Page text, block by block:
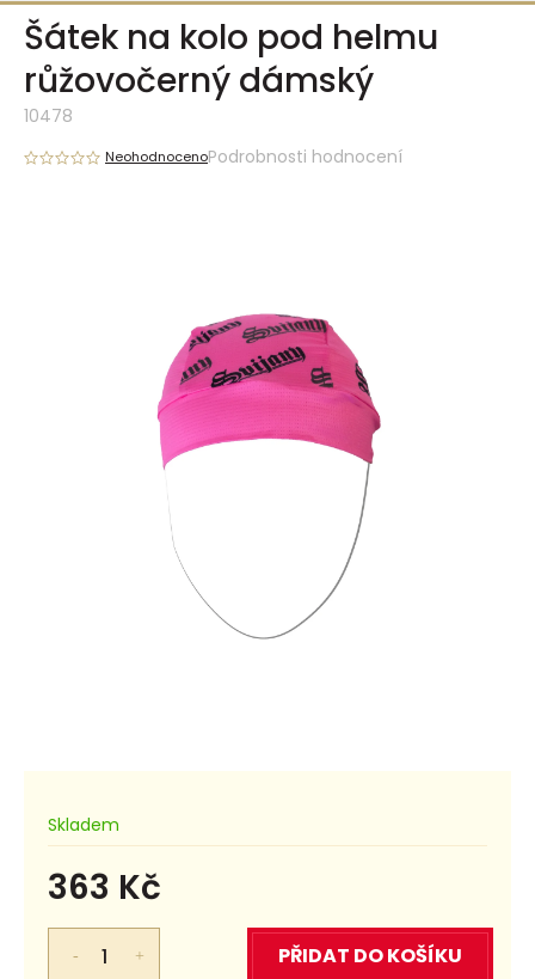
Přejít
obsahŠátek na kolo pod helmu
růžovočerný dámský
10478
NeohodnocenoPodrobnosti hodnocení
Skladem
363 Kč
Měrná
cena:
PŘIDAT DO KOŠÍKU